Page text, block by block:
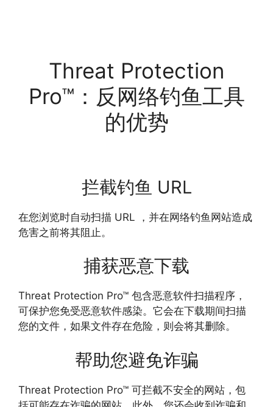
Threat Protection
Pro™：反网络钓鱼工具
的优势
拦截钓鱼 URL
在您浏览时自动扫描 URL ，并在网络钓鱼网站造成
危害之前将其阻止。
捕获恶意下载
Threat Protection Pro™ 包含恶意软件扫描程序，
可保护您免受恶意软件感染。它会在下载期间扫描
您的文件，如果文件存在危险，则会将其删除。
帮助您避免诈骗
Threat Protection Pro™ 可拦截不安全的网站，包